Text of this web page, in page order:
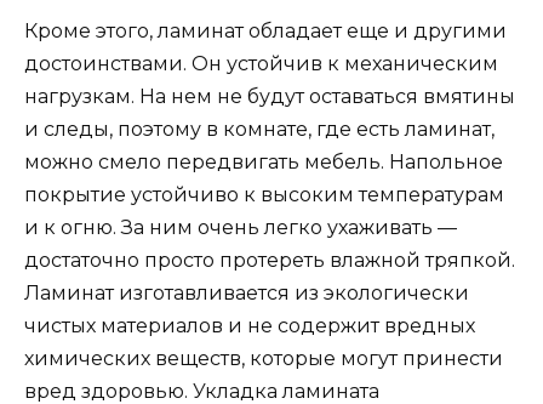
Кроме этого, ламинат обладает еще и другими
достоинствами. Он устойчив к механическим
нагрузкам. На нем не будут оставаться вмятины
и следы, поэтому в комнате, где есть ламинат,
можно смело передвигать мебель. Напольное
покрытие устойчиво к высоким температурам
и к огню. За ним очень легко ухаживать —
достаточно просто протереть влажной тряпкой.
Ламинат изготавливается из экологически
чистых материалов и не содержит вредных
химических веществ, которые могут принести
вред здоровью. Укладка ламината